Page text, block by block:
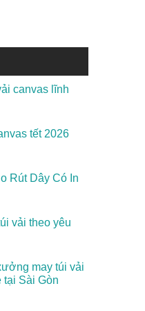
canvas lĩnh
tết 2026
Rút Dây Có In
vải theo yêu
may túi vải
tại Sài Gòn